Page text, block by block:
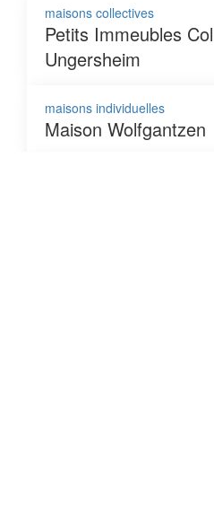
maisons collectives
Petits Immeubles
Ungersheim
maisons individuelles
Maison Wolfgantzen